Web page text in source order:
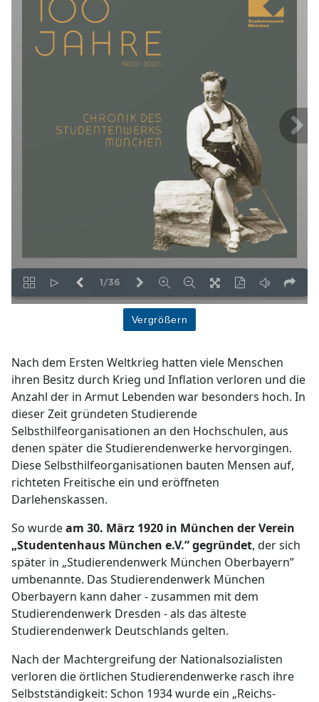
Vergrößern
Nach dem Ersten Weltkrieg hatten viele Menschen
ihren Besitz durch Krieg und Inflation verloren und die
Anzahl der in Armut Lebenden war besonders hoch. In
dieser Zeit gründeten Studierende
Selbsthilfeorganisationen an den Hochschulen, aus
denen später die Studierendenwerke hervorgingen.
Diese Selbsthilfeorganisationen bauten Mensen auf,
richteten Freitische ein und eröffneten
Darlehenskassen.
So wurdeam 30. März 1920 in München der Verein
„Studentenhaus München e.V.” gegründet, der sich
später in „Studierendenwerk München Oberbayern”
umbenannte. Das Studierendenwerk München
Oberbayern kann daher - zusammen mit dem
Studierendenwerk Dresden - als das älteste
Studierendenwerk Deutschlands gelten.
Nach der Machtergreifung der Nationalsozialisten
verloren die örtlichen Studierendenwerke rasch ihre
Selbstständigkeit: Schon 1934 wurde ein „Reichs-